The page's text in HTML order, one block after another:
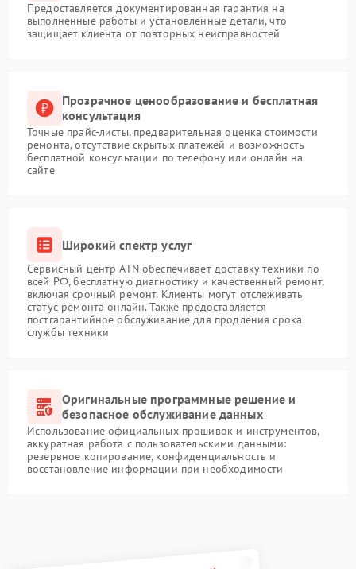
Предоставляется документированная гарантия на
выполненные работы и установленные детали, что
защищает клиента от повторных неисправностей
Прозрачное ценообразование и бесплатная
консультация
Точные прайс-листы, предварительная оценка стоимости
ремонта, отсутствие скрытых платежей и возможность
бесплатной консультации по телефону или онлайн на
сайте
Широкий спектр услуг
Сервисный центр ATN обеспечивает доставку техники по
всей РФ, бесплатную диагностику и качественный ремонт,
включая срочный ремонт. Клиенты могут отслеживать
статус ремонта онлайн. Также предоставляется
постгарантийное обслуживание для продления срока
службы техники
Оригинальные программные решение и
безопасное обслуживание данных
Использование официальных прошивок и инструментов,
аккуратная работа с пользовательскими данными:
резервное копирование, конфиденциальность и
восстановление информации при необходимости